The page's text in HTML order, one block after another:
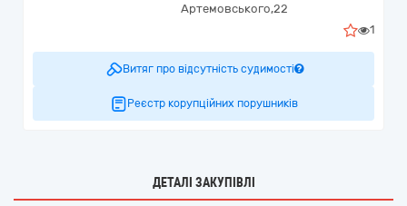
Артемовського,22
1
Витяг про відсутність судимості
Реєстр корупційних порушників
ДЕТАЛІ ЗАКУПІВЛІ